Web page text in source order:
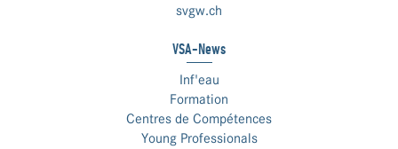
svgw.ch
VSA-News
Inf'eau
Formation
Centres de Compétences
Young Professionals